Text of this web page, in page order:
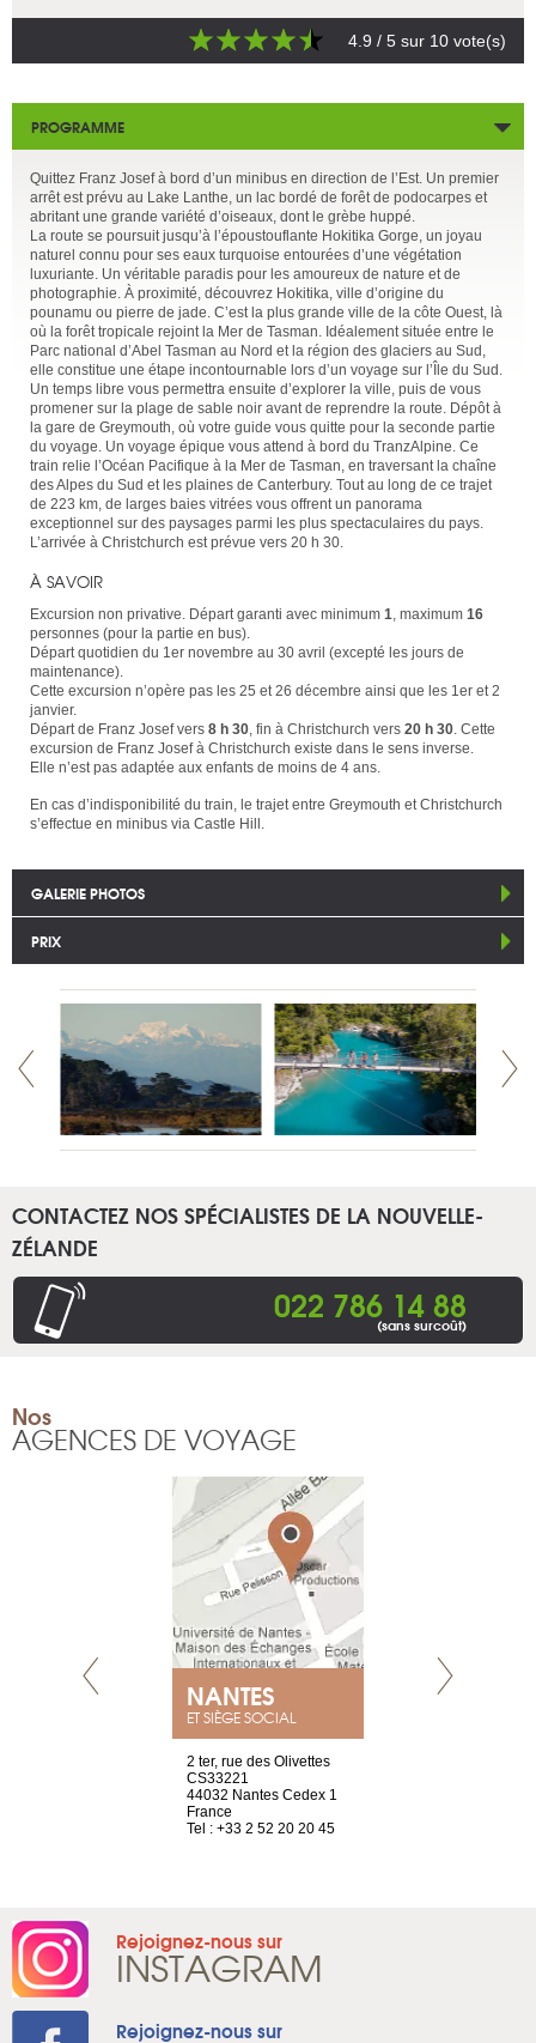
4.9 / 5 sur 10 vote(s)
PROGRAMME
Quittez Franz Josef à bord d’un minibus en direction de l’Est. Un premier
arrêt est prévu au Lake Lanthe, un lac bordé de forêt de podocarpes et
abritant une grande variété d’oiseaux, dont le grèbe huppé.
La route se poursuit jusqu’à l’époustouflante Hokitika Gorge, un joyau
naturel connu pour ses eaux turquoise entourées d’une végétation
luxuriante. Un véritable paradis pour les amoureux de nature et de
photographie. À proximité, découvrez Hokitika, ville d’origine du
pounamu ou pierre de jade. C’est la plus grande ville de la côte Ouest, là
où la forêt tropicale rejoint la Mer de Tasman. Idéalement située entre le
Parc national d’Abel Tasman au Nord et la région des glaciers au Sud,
elle constitue une étape incontournable lors d’un voyage sur l’Île du Sud.
Un temps libre vous permettra ensuite d’explorer la ville, puis de vous
promener sur la plage de sable noir avant de reprendre la route. Dépôt à
la gare de Greymouth, où votre guide vous quitte pour la seconde partie
du voyage. Un voyage épique vous attend à bord du TranzAlpine. Ce
train relie l’Océan Pacifique à la Mer de Tasman, en traversant la chaîne
des Alpes du Sud et les plaines de Canterbury. Tout au long de ce trajet
de 223 km, de larges baies vitrées vous offrent un panorama
exceptionnel sur des paysages parmi les plus spectaculaires du pays.
L’arrivée à Christchurch est prévue vers 20 h 30.
À SAVOIR
Excursion non privative. Départ garanti avec minimum 1 , maximum 16
personnes (pour la partie en bus).
Départ quotidien du 1er novembre au 30 avril (excepté les jours de
maintenance).
Cette excursion n’opère pas les 25 et 26 décembre ainsi que les 1er et 2
janvier.
Départ de Franz Josef vers 8 h 30 , fin à Christchurch vers 20 h 30 . Cette
excursion de Franz Josef à Christchurch existe dans le sens inverse.
Elle n’est pas adaptée aux enfants de moins de 4 ans.
En cas d’indisponibilité du train, le trajet entre Greymouth et Christchurch
s’effectue en minibus via Castle Hill.
GALERIE PHOTOS
PRIX
CONTACTEZ NOS SPÉCIALISTES DE LA NOUVELLE-
ZÉLANDE
022 786 14 88
(sans surcoût)
Nos
AGENCES DE VOYAGE
NANTES
ET SIÈGE SOCIAL
2 ter, rue des Olivettes
CS33221
44032 Nantes Cedex 1
France
Tel : +33 2 52 20 20 45
Rejoignez-nous sur
INSTAGRAM
Rejoignez-nous sur